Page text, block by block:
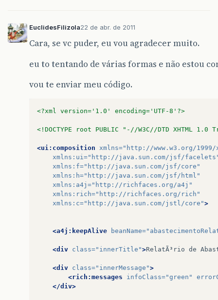
EuclidesFilizola22 de abr. de 2011
Cara, se vc puder, eu vou agradecer muito.
eu to tentando de várias formas e não estou
vou te enviar meu código.
<?xml version='1.0' encoding='UTF-8'?>
<!DOCTYPE root PUBLIC "-//W3C//DTD
<ui:composition xmlns="http://www.w3.org/1999/
xmlns:ui="http://java.sun.com/jsf/
xmlns:f="http://java.sun.com/jsf/core"
xmlns:h="http://java.sun.com/jsf/html"
xmlns:a4j="http://richfaces.org/a4j"
xmlns:rich="http://richfaces.org/rich"
xmlns:c="http://java.sun.com/jstl/core">
<a4j:keepAlive beanName=
<div class="innerTitle">RelatÃ³rio de
<div class="innerMessage">
<rich:messages
infoClass="green"
</div>